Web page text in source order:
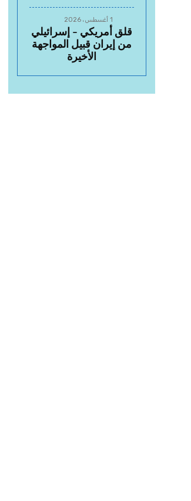
1 أغسطس، 2026
قلق أمريكي – إسرائيلي
من إيران قبيل المواجهة
الأخيرة